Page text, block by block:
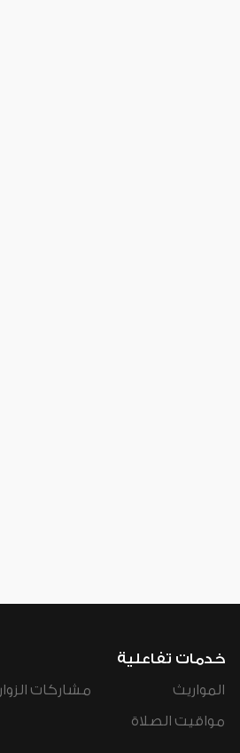
خدمات تفاعلية
المواريث
مواقيت الصلاة
مشاركات الزوار